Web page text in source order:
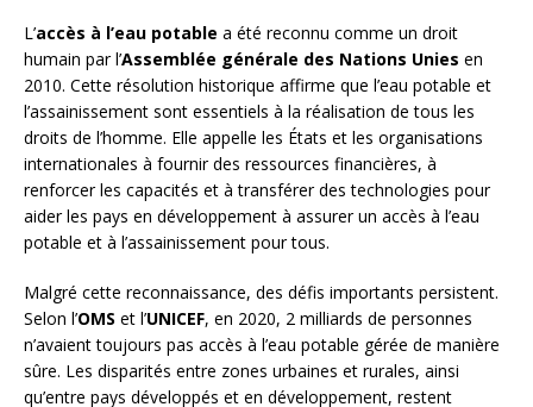
L’accès à l’eau potable a été reconnu comme un droit
humain par l’Assemblée générale des Nations Unies en
2010. Cette résolution historique affirme que l’eau potable et
l’assainissement sont essentiels à la réalisation de tous les
droits de l’homme. Elle appelle les États et les organisations
internationales à fournir des ressources financières, à
renforcer les capacités et à transférer des technologies pour
aider les pays en développement à assurer un accès à l’eau
potable et à l’assainissement pour tous.
Malgré cette reconnaissance, des défis importants persistent.
Selon l’OMS et l’UNICEF, en 2020, 2 milliards de personnes
n’avaient toujours pas accès à l’eau potable gérée de manière
sûre. Les disparités entre zones urbaines et rurales, ainsi
qu’entre pays développés et en développement, restent